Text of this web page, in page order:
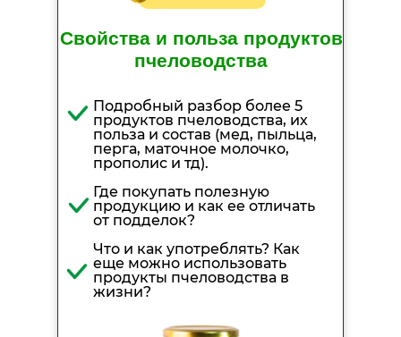
Свойства и польза продуктов
пчеловодства
Подробный разбор более 5
продуктов пчеловодства, их
польза и состав (мед, пыльца,
перга, маточное молочко,
прополис и тд).
Где покупать полезную
продукцию и как ее отличать
от подделок?
Что и как употреблять? Как
еще можно использовать
продукты пчеловодства в
жизни?